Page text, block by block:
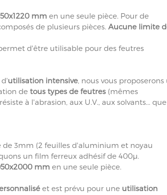
mm en une seule pièce. Pour de
de plusieurs pièces. Aucune limite
d'être utilisable pour des feutres
utilisation intensive, nous vous proposerons
de tous types de feutres (mêmes
à l'abrasion, aux U.V., aux solvants...
3mm (2 feuilles d'aluminium et noyau
un film ferreux adhésif de 400µ.
mm en une seule pièce.
et est prévu pour une utilisation